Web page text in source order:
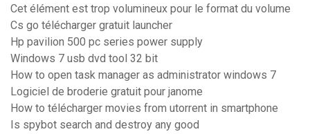
Cet élément est trop volumineux pour le format du volume
Cs go télécharger gratuit launcher
Hp pavilion 500 pc series power supply
Windows 7 usb dvd tool 32 bit
How to open task manager as administrator windows 7
Logiciel de broderie gratuit pour janome
How to télécharger movies from utorrent in smartphone
Is spybot search and destroy any good